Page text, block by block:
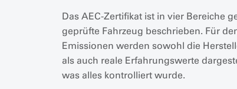
Das AEC-Zertifikat ist in vier Bereiche
geprüfte Fahrzeug beschrieben. Für
Emissionen werden sowohl die
als auch reale Erfahrungswerte
was alles kontrolliert wurde.